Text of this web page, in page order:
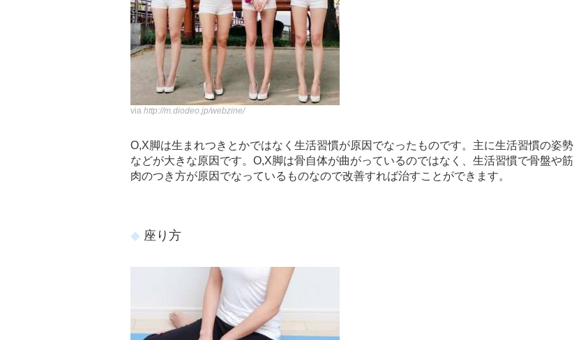
via http://m.diodeo.jp/webzine/
O,X脚は生まれつきとかではなく生活習慣が原因でなったものです。主に生活習慣の姿勢
などが大きな原因です。O,X脚は骨自体が曲がっているのではなく、生活習慣で骨盤や筋
肉のつき方が原因でなっているものなので改善すれば治すことができます。
座り方